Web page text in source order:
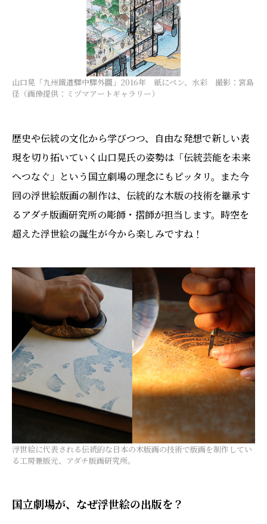
山口晃「九州鐵道驛中驛外圖」2016年 紙にペン、水彩 撮影：宮島
径（画像提供：ミヅマアートギャラリー）
歴史や伝統の文化から学びつつ、自由な発想で新しい表
現を切り拓いていく山口晃氏の姿勢は「伝統芸能を未来
へつなぐ」という国立劇場の理念にもピッタリ。また今
回の浮世絵版画の制作は、伝統的な木版の技術を継承す
るアダチ版画研究所の彫師・摺師が担当します。時空を
超えた浮世絵の誕生が今から楽しみですね！
浮世絵に代表される伝統的な日本の木版画の技術で版画を制作してい
る工房兼版元、アダチ版画研究所。
国立劇場が、なぜ浮世絵の出版を？